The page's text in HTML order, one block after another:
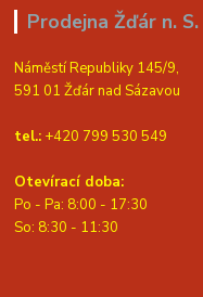
Prodejna Žďár n. S.
Náměstí Republiky 145/9,
591 01 Žďár nad Sázavou
tel.: +420 799 530 549
Otevírací doba:
Po - Pa: 8:00 - 17:30
So: 8:30 - 11:30